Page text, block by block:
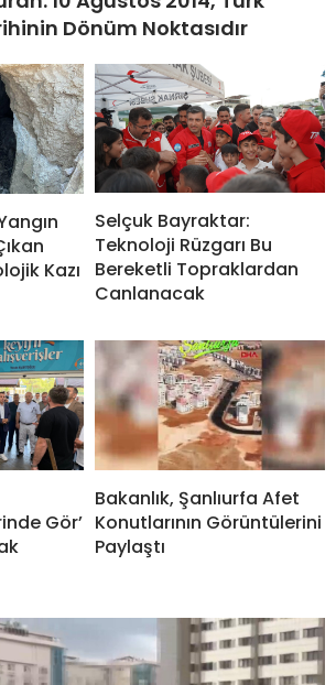
Dönüm Noktasıdır
Kazı
Selçuk Bayraktar:
Teknoloji Rüzgarı Bu
Bereketli Topraklardan
Canlanacak
Gör’
Bakanlık, Şanlıurfa Afet
Konutlarının Görüntülerini
Paylaştı